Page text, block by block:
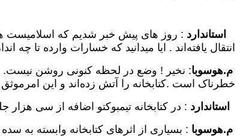
استاندارد : روز های پیش خبر شدیم که اسلامیست ها
انتقال یافته‌اند . ایا میدانید که خسارات وارده تا چه
م.هوسوبا: نخیر ! وضع در لحظه کنونی روشن نیست.
خطرناک است .کتابخانه را آتش زده‌اند و این
استاندارد : در کتابخانه تیمبوکتو اضافه از سی هزار
م.هوسوبا